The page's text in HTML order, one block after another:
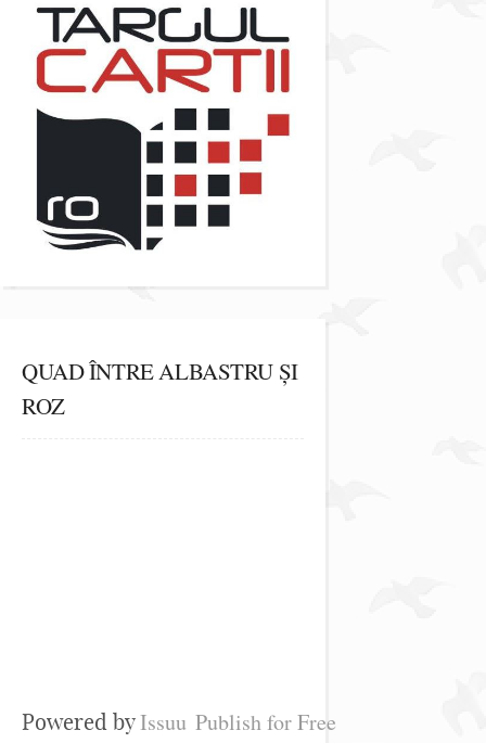
QUAD ÎNTRE ALBASTRU ȘI
ROZ
Powered byIssuu Publish for Free